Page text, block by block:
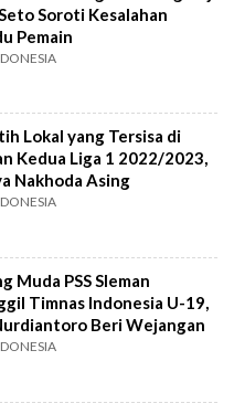
Soroti Kesalahan
Pemain
Lokal yang Tersisa di
Kedua Liga 1 2022/2023,
Nakhoda Asing
Muda PSS Sleman
Timnas Indonesia U-19,
Beri Wejangan